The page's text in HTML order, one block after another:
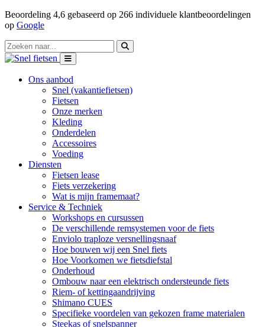
Beoordeling 4,6 gebaseerd op 266 individuele klantbeoordelingen
op Google
Ons aanbod
Snel (vakantiefietsen)
Fietsen
Onze merken
Kleding
Onderdelen
Accessoires
Voeding
Diensten
Fietsen lease
Fiets verzekering
Wat is mijn framemaat?
Service & Techniek
Workshops en cursussen
De verschillende remsystemen voor de fiets
Enviolo traploze versnellingsnaaf
Hoe bouwen wij een Snel fiets
Hoe Voorkomen we fietsdiefstal
Onderhoud
Ombouw naar een elektrisch ondersteunde fiets
Riem- of kettingaandrijving
Shimano CUES
Specifieke voordelen van gekozen frame materialen
Steekas of snelspanner